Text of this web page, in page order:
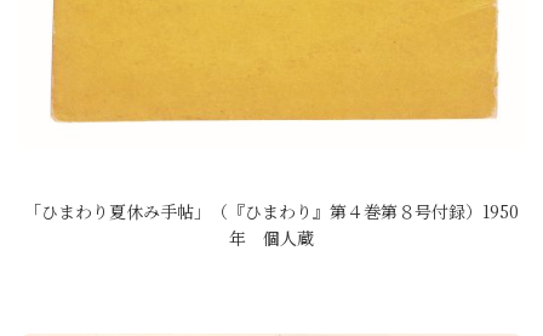
「ひまわり夏休み手帖」（『ひまわり』第４巻第８号付録）1950
年 個人蔵